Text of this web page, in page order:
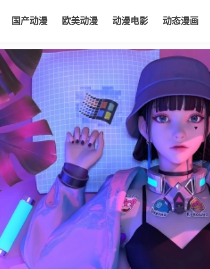
国产动漫 欧美动漫 动漫电影 动态漫画
动漫电影 动态漫画